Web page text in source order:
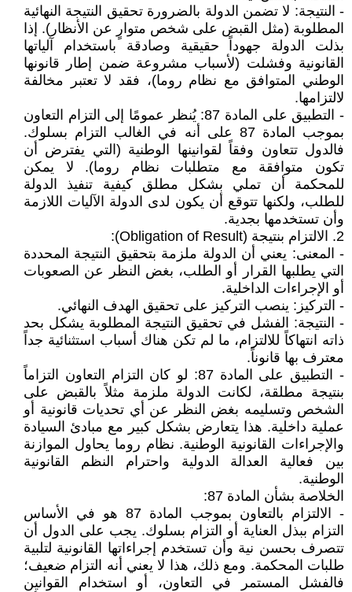
- النتيجة: لا تضمن الدولة بالضرورة تحقيق النتيجة النهائية
المطلوبة (مثل القبض على شخص متوارٍ عن الأنظار). إذا
بذلت الدولة جهوداً حقيقية وصادقة باستخدام آلياتها
القانونية وفشلت (لأسباب مشروعة ضمن إطار قانونها
الوطني المتوافق مع نظام روما)، فقد لا تعتبر مخالفة
لالتزامها.
- التطبيق على المادة 87: يُنظر عمومًا إلى التزام التعاون
بموجب المادة 87 على أنه في الغالب التزام بسلوك.
فالدول تتعاون وفقاً لقوانينها الوطنية (التي يفترض أن
تكون متوافقة مع متطلبات نظام روما). لا يمكن
للمحكمة أن تملي بشكل مطلق كيفية تنفيذ الدولة
للطلب، ولكنها تتوقع أن يكون لدى الدولة الآليات اللازمة
وأن تستخدمها بجدية.
2. الالتزام بنتيجة (Obligation of Result):
- المعنى: يعني أن الدولة ملزمة بتحقيق النتيجة المحددة
التي يطلبها القرار أو الطلب، بغض النظر عن الصعوبات
أو الإجراءات الداخلية.
- التركيز: ينصب التركيز على تحقيق الهدف النهائي.
- النتيجة: الفشل في تحقيق النتيجة المطلوبة يشكل بحد
ذاته انتهاكاً للالتزام، ما لم تكن هناك أسباب استثنائية جداً
معترف بها قانوناً.
- التطبيق على المادة 87: لو كان التزام التعاون التزاماً
بنتيجة مطلقة، لكانت الدولة ملزمة مثلاً بالقبض على
الشخص وتسليمه بغض النظر عن أي تحديات قانونية أو
عملية داخلية. هذا يتعارض بشكل كبير مع مبادئ السيادة
والإجراءات القانونية الوطنية. نظام روما يحاول الموازنة
بين فعالية العدالة الدولية واحترام النظم القانونية
الوطنية.
الخلاصة بشأن المادة 87:
- الالتزام بالتعاون بموجب المادة 87 هو في الأساس
التزام ببذل العناية أو التزام بسلوك. يجب على الدول أن
تتصرف بحسن نية وأن تستخدم إجراءاتها القانونية لتلبية
طلبات المحكمة. ومع ذلك، هذا لا يعني أنه التزام ضعيف؛
فالفشل المستمر في التعاون، أو استخدام القوانين